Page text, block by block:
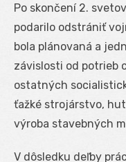
Po skončení 2.
podarilo odstrániť
bola plánovaná a
závislosti od potrieb
ostatných
ťažké strojárstvo,
výroba stavebných
V dôsledku deľby